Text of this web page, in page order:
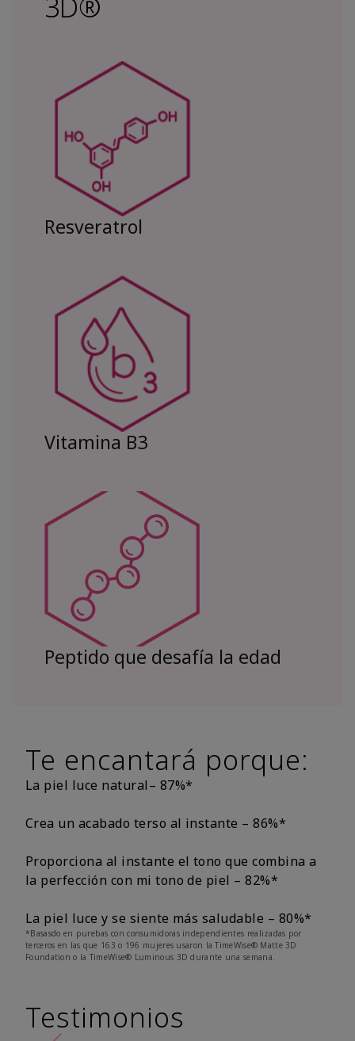
Resveratrol
Vitamina B3
Peptido que desafía la edad
Te encantará porque:
La piel luce natural– 87%*
Crea un acabado terso al instante – 86%*
Proporciona al instante el tono que combina a
la perfección con mi tono de piel – 82%*
La piel luce y se siente más saludable – 80%*
*Basasdo en purebas con consumidoras independientes realizadas por
terceros en las que 163 o 196 mujeres usaron la TimeWise® Matte 3D
Foundation o la TimeWise® Luminous 3D durante una semana.
Testimonios